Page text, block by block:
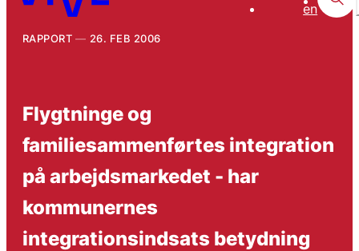
en
RAPPORT 26. FEB 2006
Flygtninge og
familiesammenførtes integration
på arbejdsmarkedet - har
kommunernes
integrationsindsats betydning